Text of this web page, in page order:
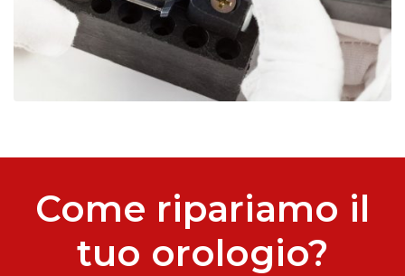
Come ripariamo il
tuo orologio?